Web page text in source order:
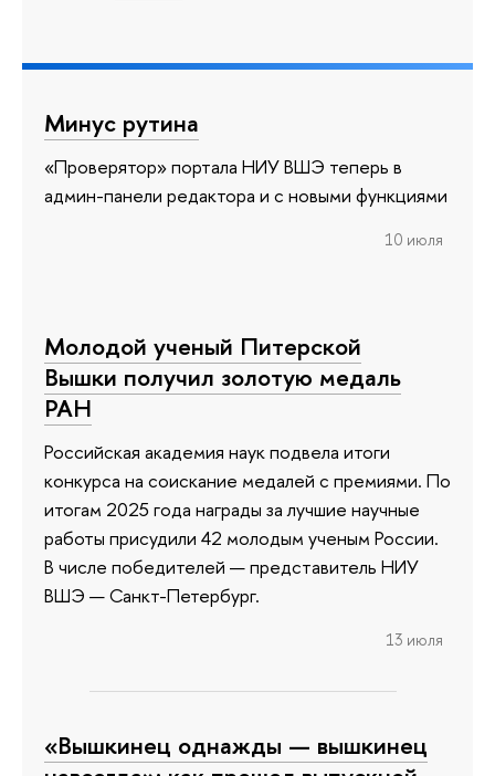
Минус рутина
«Проверятор» портала НИУ ВШЭ теперь в
админ-панели редактора и с новыми функциями
10 июля
Молодой ученый Питерской
Вышки получил золотую медаль
РАН
Российская академия наук подвела итоги
конкурса на соискание медалей с премиями. По
итогам 2025 года награды за лучшие научные
работы присудили 42 молодым ученым России.
В числе победителей — представитель НИУ
ВШЭ — Санкт-Петербург.
13 июля
«Вышкинец однажды — вышкинец